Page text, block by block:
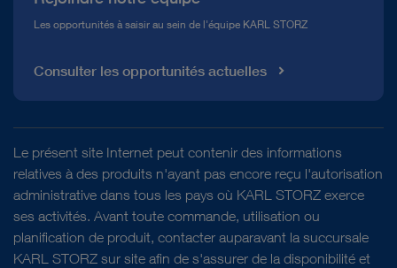
Les opportunités à saisir au sein de l'équipe KARL STORZ
Consulter les opportunités actuelles
Le présent site Internet peut contenir des informations
relatives à des produits n'ayant pas encore reçu l'autorisation
administrative dans tous les pays où KARL STORZ exerce
ses activités. Avant toute commande, utilisation ou
planification de produit, contacter auparavant la succursale
KARL STORZ sur site afin de s'assurer de la disponibilité et